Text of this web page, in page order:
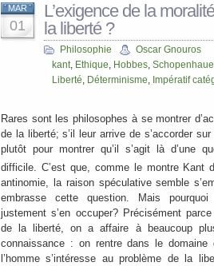
MAR
01
L’exigence de la
la liberté ?
Philosophie
Oscar Gnouros
kant, Ethique, Hobbes,
Liberté, Déterminisme, Impératif
Rares sont les philosophes à se montrer
de la liberté; s’il leur arrive de s’accorder
plutôt pour montrer qu’il s’agit là d’une
difficile. C’est que, comme le montre Kant
antinomie, la raison spéculative semble
embrasse cette question. Mais
justement s’en occuper? Précisément
de la liberté, on a affaire à beaucoup
connaissance : on rentre dans le
l’homme s’intéresse au problème de la